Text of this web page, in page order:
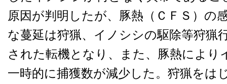
原因が判明したが、豚熱（ＣＦＳ）の
な蔓延は狩猟、イノシシの駆除等狩猟
された転機となり、また、豚熱により
一時的に捕獲数が減少した。狩猟をは